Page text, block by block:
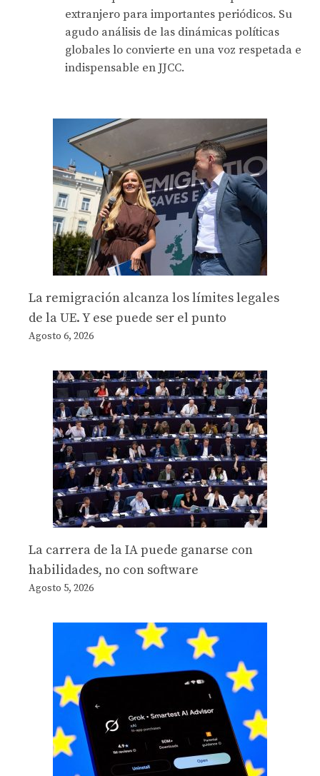
extranjero para importantes periódicos. Su
agudo análisis de las dinámicas políticas
globales lo convierte en una voz respetada e
indispensable en JJCC.
La remigración alcanza los límites legales
de la UE. Y ese puede ser el punto
Agosto 6, 2026
La carrera de la IA puede ganarse con
habilidades, no con software
Agosto 5, 2026